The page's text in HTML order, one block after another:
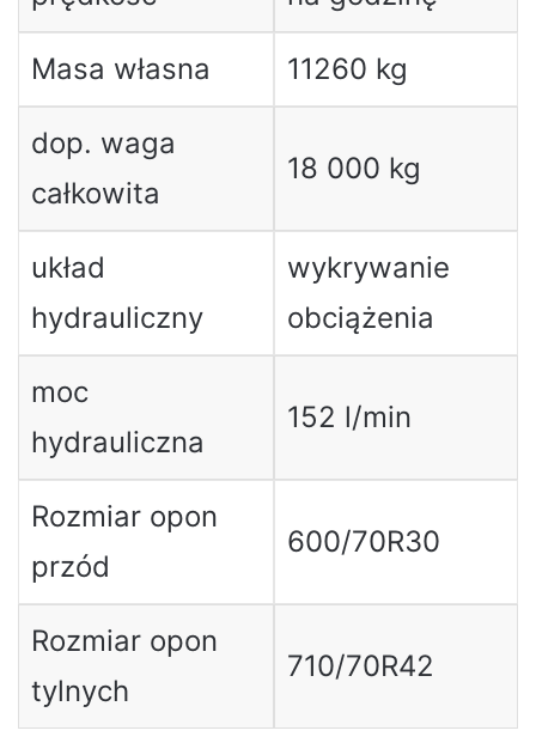
Masa własna 11260 kg
dop. waga
całkowita
18 000 kg
układ
hydrauliczny
wykrywanie
obciążenia
moc
hydrauliczna
152 l/min
Rozmiar opon
przód
600/70R30
Rozmiar opon
tylnych
710/70R42